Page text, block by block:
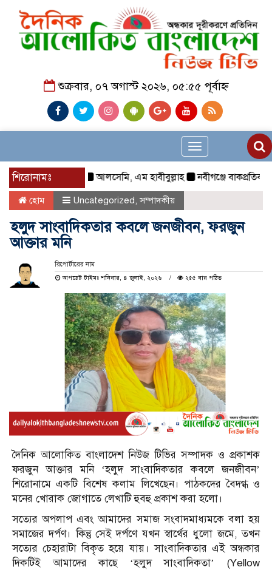
শুক্রবার, ০৭ অগাস্ট ২০২৬, ০৫:৫৫ পূর্বাহ্ন
Toggle
navigation
শিরোনামঃ আলসেমি, এম হাবীবুল্লাহ নবীগঞ্জে বাকপ্রতিবন্ধী
হোম Uncategorized,সম্পাদকীয়
হলুদ সাংবাদিকতার কবলে জনজীবন, ফরজুন
আক্তার মনি
রিপোর্টারের নাম
আপডেট টাইমঃ শনিবার, ৪ জুলাই, ২০২৬
২৫৫ বার পঠিত
দৈনিক আলোকিত বাংলাদেশ নিউজ টিভির সম্পাদক ও প্রকাশক
ফরজুন আক্তার মনি ‘হলুদ সাংবাদিকতার কবলে জনজীবন’
শিরোনামে একটি বিশেষ কলাম লিখেছেন। পাঠকদের বৈদগ্ধ ও
মনের খোরাক জোগাতে লেখাটি হুবহু প্রকাশ করা হলো।
সত্যের অপলাপ এবং আমাদের সমাজ সংবাদমাধ্যমকে বলা হয়
সমাজের দর্পণ। কিন্তু সেই দর্পণে যখন স্বার্থের ধুলো জমে, তখন
সত্যের চেহারাটা বিকৃত হয়ে যায়। সাংবাদিকতার এই অন্ধকার
দিকটিই আমাদের কাছে ‘হলুদ সাংবাদিকতা’ (Yellow